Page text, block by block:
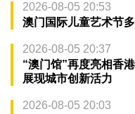
2026-08-05 20:53
澳门国际儿童艺术节
2026-08-05 20:37
“澳门馆”再度亮相香
展现城市创新活力
2026-08-05 20:03